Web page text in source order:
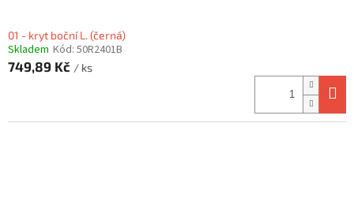
01 - kryt boční L. (černá)
Skladem Kód: 50R2401B
749,89 Kč / ks